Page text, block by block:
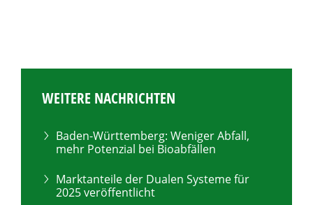
WEITERE NACHRICHTEN
Baden-Württemberg: Weniger Abfall,
mehr Potenzial bei Bioabfällen
Marktanteile der Dualen Systeme für
2025 veröffentlicht